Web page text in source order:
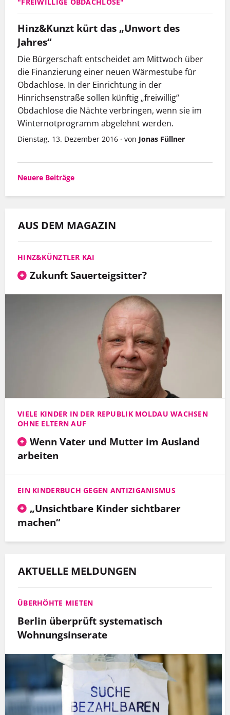
Hinz&Kunzt kürt das „Unwort des
Jahres“
Die Bürgerschaft entscheidet am Mittwoch über
die Finanzierung einer neuen Wärmestube für
Obdachlose. In der Einrichtung in der
Hinrichsenstraße sollen künftig „freiwillig“
Obdachlose die Nächte verbringen, wenn sie im
Winternotprogramm abgelehnt werden.
Dienstag, 13. Dezember 2016 · von Jonas Füllner
Beitragsnavigation
Neuere Beiträge
AUS DEM MAGAZIN
HINZ&KÜNZTLER KAI
Zukunft Sauerteigsitter?
VIELE KINDER IN DER REPUBLIK MOLDAU WACHSEN
OHNE ELTERN AUF
Wenn Vater und Mutter im Ausland
arbeiten
EIN KINDERBUCH GEGEN ANTIZIGANISMUS
„Unsichtbare Kinder sichtbarer
machen“
AKTUELLE MELDUNGEN
ÜBERHÖHTE MIETEN
Berlin überprüft systematisch
Wohnungsinserate